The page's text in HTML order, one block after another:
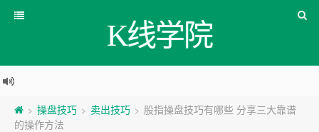
K线学院
> 操盘技巧 > 卖出技巧 > 股指操盘技巧有哪些 分享三大靠谱
的操作方法